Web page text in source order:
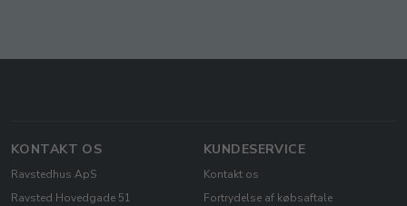
KONTAKT OS
Ravstedhus ApS
Ravsted Hovedgade 51
KUNDESERVICE
Kontakt os
Fortrydelse af købsaftale